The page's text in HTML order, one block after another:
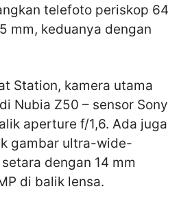
telefoto periskop 64
mm, keduanya dengan
Station, kamera utama
Nubia Z50 – sensor Sony
aperture f/1,6. Ada juga
gambar ultra-wide-
dengan 14 mm
di balik lensa.